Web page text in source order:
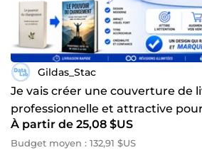
Gildas_Stac
Je vais créer une couverture de
professionnelle et attractive
(Ebook, Broché et Relié)
À partir de 25,08 $US
Budget moyen : 132,91 $US